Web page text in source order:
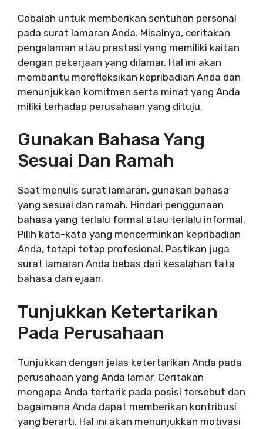
Cobalah untuk memberikan sentuhan personal
pada surat lamaran Anda. Misalnya, ceritakan
pengalaman atau prestasi yang memiliki kaitan
dengan pekerjaan yang dilamar. Hal ini akan
membantu merefleksikan kepribadian Anda dan
menunjukkan komitmen serta minat yang Anda
miliki terhadap perusahaan yang dituju.
Gunakan Bahasa Yang
Sesuai Dan Ramah
Saat menulis surat lamaran, gunakan bahasa
yang sesuai dan ramah. Hindari penggunaan
bahasa yang terlalu formal atau terlalu informal.
Pilih kata-kata yang mencerminkan kepribadian
Anda, tetapi tetap profesional. Pastikan juga
surat lamaran Anda bebas dari kesalahan tata
bahasa dan ejaan.
Tunjukkan Ketertarikan
Pada Perusahaan
Tunjukkan dengan jelas ketertarikan Anda pada
perusahaan yang Anda lamar. Ceritakan
mengapa Anda tertarik pada posisi tersebut dan
bagaimana Anda dapat memberikan kontribusi
yang berarti. Hal ini akan menunjukkan motivasi